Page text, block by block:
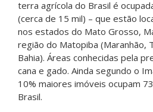
terra agrícola do Brasil é
(cerca de 15 mil) – que estão
nos estados do Mato Grosso,
região do Matopiba (Maranhão,
Bahia). Áreas conhecidas pela
cana e gado. Ainda segundo o
10% maiores imóveis ocupam
Brasil.